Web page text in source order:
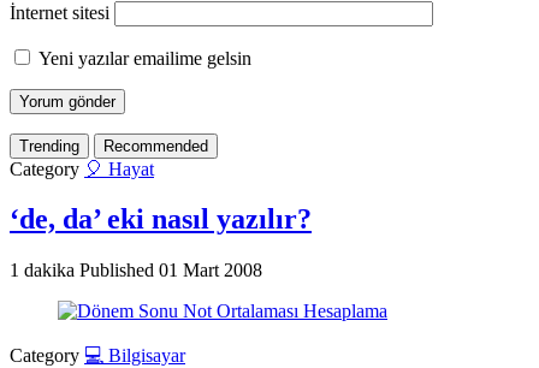
İnternet sitesi
Yeni yazılar emailime gelsin
Trending Recommended
Category 🎈 Hayat
‘de, da’ eki nasıl yazılır?
1 dakika Published 01 Mart 2008
Category 💻 Bilgisayar